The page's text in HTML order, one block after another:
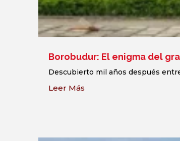
Borobudur: El enigma del
Descubierto mil años después
Leer Más